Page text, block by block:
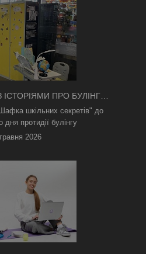
ІСТОРІЯМИ ПРО БУЛІНГ
В КИЄВІ
шкільних секретів" до
дня протидії булінгу
2026